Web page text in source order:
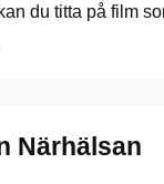
du titta på film
Närhälsan